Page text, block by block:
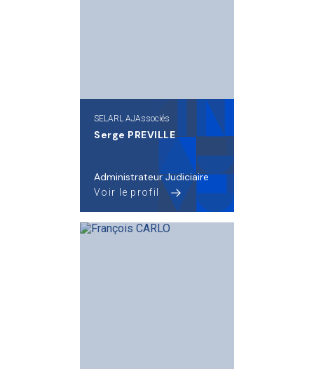
SELARL AJAssociés
Serge PREVILLE
Administrateur Judiciaire
Voir le profil